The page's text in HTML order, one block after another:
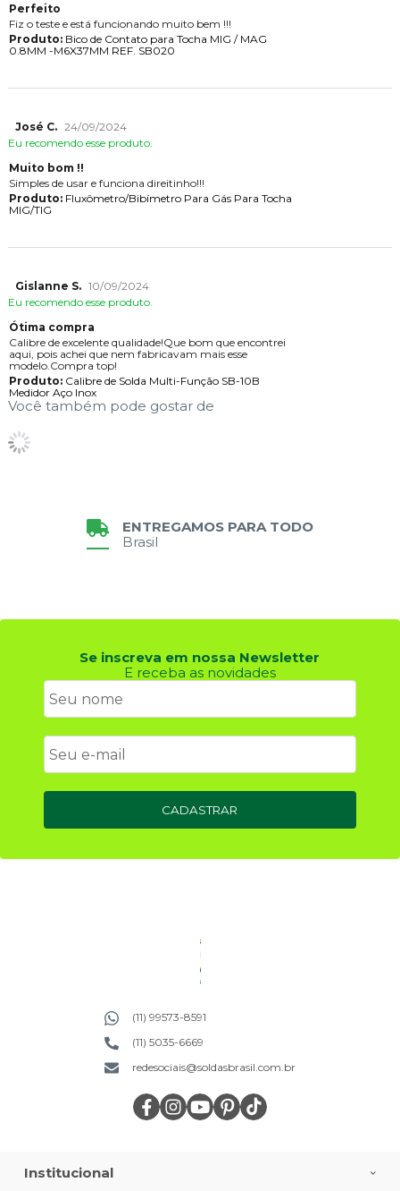
Perfeito
Fiz o teste e está funcionando muito bem !!!
Produto:Bico de Contato para Tocha MIG / MAG
0.8MM -M6X37MM REF. SB020
José C. 24/09/2024
Eu recomendo esse produto.
Muito bom !!
Simples de usar e funciona direitinho!!!
Produto:Fluxômetro/Bibímetro Para Gás Para Tocha
MIG/TIG
Gislanne S. 10/09/2024
Eu recomendo esse produto.
Ótima compra
Calibre de excelente qualidade!Que bom que encontrei
aqui, pois achei que nem fabricavam mais esse
modelo.Compra top!
Produto:Calibre de Solda Multi-Função SB-10B
Medidor Aço Inox
Você também pode gostar de
ENTREGAMOS PARA TODO
Brasil
Se inscreva em nossa Newsletter
E receba as novidades
CADASTRAR
(11) 99573-8591
(11) 5035-6669
redesociais@soldasbrasil.com.br
Institucional